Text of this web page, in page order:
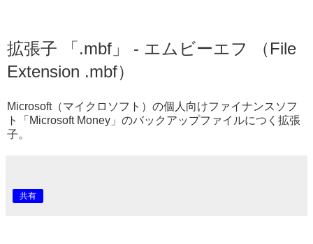
拡張子 「.mbf」 - エムビーエフ （File
Extension .mbf）
Microsoft（マイクロソフト）の個人向けファイナンスソフ
ト「Microsoft Money」のバックアップファイルにつく拡張
子。
共有